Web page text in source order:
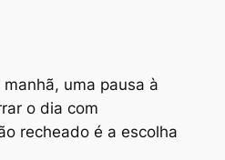
uma pausa à
o dia com
recheado é a escolha